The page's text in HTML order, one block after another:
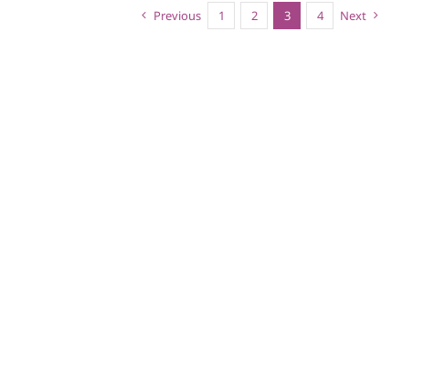
Previous 1 2 3 4 Next